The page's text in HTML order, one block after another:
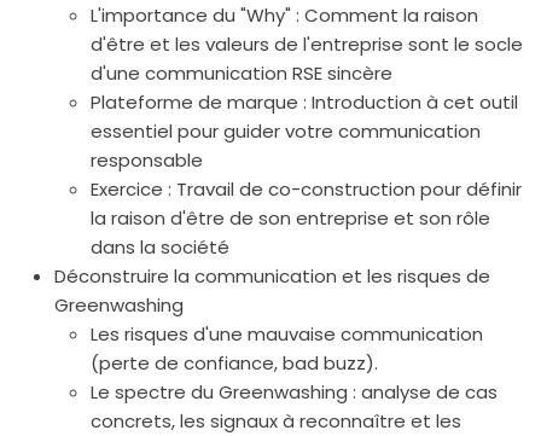
L'importance du "Why" : Comment la raison
d'être et les valeurs de l'entreprise sont le socle
d'une communication RSE sincère
Plateforme de marque : Introduction à cet outil
essentiel pour guider votre communication
responsable
Exercice : Travail de co-construction pour définir
la raison d'être de son entreprise et son rôle
dans la société
Déconstruire la communication et les risques de
Greenwashing
Les risques d'une mauvaise communication
(perte de confiance, bad buzz).
Le spectre du Greenwashing : analyse de cas
concrets, les signaux à reconnaître et les